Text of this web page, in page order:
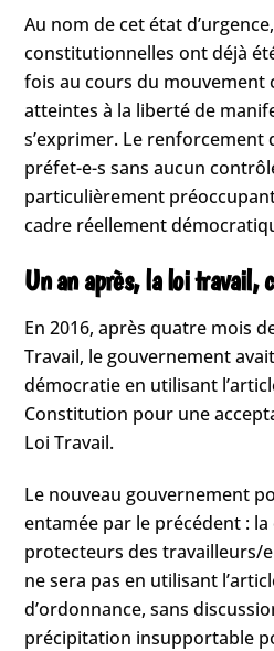
Au nom de cet état
constitutionnelles ont déjà
fois au cours du mouvement
atteintes à la liberté de
s’exprimer. Le renforcement
préfet-e-s sans aucun
particulièrement
cadre réellement
Un an après, la loi travail,
En 2016, après quatre mois
Travail, le gouvernement
démocratie en utilisant
Constitution pour une
Loi Travail.
Le nouveau gouvernement
entamée par le précédent :
protecteurs des travailleurs/
ne sera pas en utilisant
d’ordonnance, sans
précipitation insupportable